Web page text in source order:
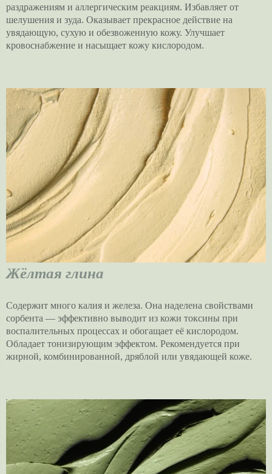
раздражениям и аллергическим реакциям. Избавляет от
шелушения и зуда. Оказывает прекрасное действие на
увядающую, сухую и обезвоженную кожу. Улучшает
кровоснабжение и насыщает кожу кислородом.
Жёлтая глина
Содержит много калия и железа. Она наделена свойствами
сорбента — эффективно выводит из кожи токсины при
воспалительных процессах и обогащает её кислородом.
Обладает тонизирующим эффектом. Рекомендуется при
жирной, комбинированной, дряблой или увядающей коже.